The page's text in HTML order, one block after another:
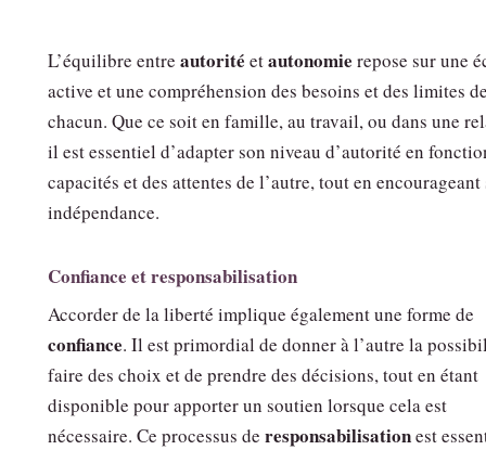
L’équilibre entre autorité etautonomie repose sur une
active et une compréhension des besoins et des limites
chacun. Que ce soit en famille, au travail, ou dans une
il est essentiel d’adapter son niveau d’autorité en
capacités et des attentes de l’autre, tout en encourageant
indépendance.
Confiance et responsabilisation
Accorder de la liberté implique également une forme de
confiance. Il est primordial de donner à l’autre la
faire des choix et de prendre des décisions, tout en étant
disponible pour apporter un soutien lorsque cela est
nécessaire. Ce processus de responsabilisationest